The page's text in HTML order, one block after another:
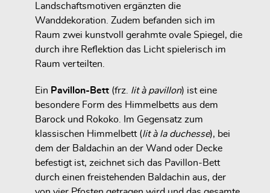
Landschaftsmotiven ergänzten die
Wanddekoration. Zudem befanden sich im
Raum zwei kunstvoll gerahmte ovale Spiegel, die
durch ihre Reflektion das Licht spielerisch im
Raum verteilten.
Ein Pavillon-Bett (frz. lit à pavillon) ist eine
besondere Form des Himmelbetts aus dem
Barock und Rokoko. Im Gegensatz zum
klassischen Himmelbett (lit à la duchesse), bei
dem der Baldachin an der Wand oder Decke
befestigt ist, zeichnet sich das Pavillon-Bett
durch einen freistehenden Baldachin aus, der